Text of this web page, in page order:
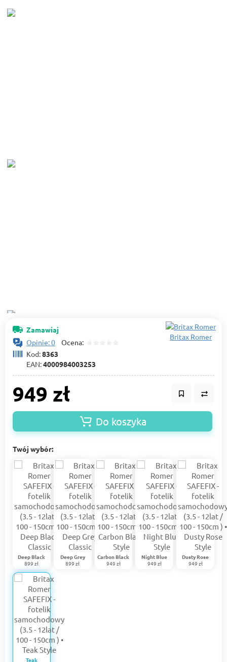
Zamawiaj
Opinie: 0 Ocena:
Kod:8363
EAN:4000984003253
Britax Romer
949 zł
Do koszyka
Twój wybór:
Deep Black
899 zł
Deep Grey
899 zł
Carbon Black
949 zł
Night Blue
949 zł
Dusty Rose
949 zł
Teak